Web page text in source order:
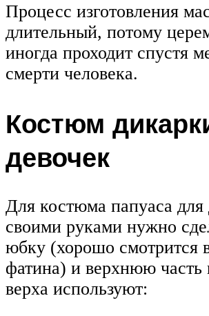
Процесс изготовления
длительный, потому
иногда проходит спустя
смерти человека.
Костюм
девочек
Для костюма папуаса для
своими руками нужно
юбку (хорошо смотрится
фатина) и верхнюю часть
верха используют: